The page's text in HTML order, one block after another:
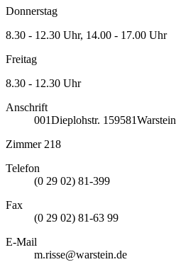
Donnerstag
8.30 - 12.30 Uhr, 14.00 - 17.00 Uhr
Freitag
8.30 - 12.30 Uhr
Anschrift
001Dieplohstr. 1 59581Warstein
Zimmer 218
Telefon
(0 29 02) 81-399
Fax
(0 29 02) 81-63 99
E-Mail
m.risse@warstein.de